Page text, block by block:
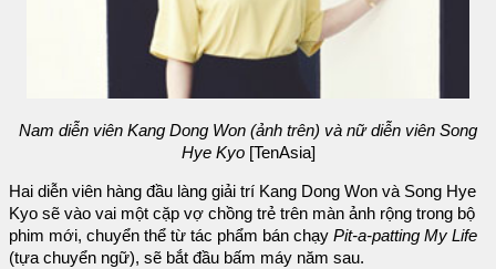
Nam diễn viên Kang Dong Won (ảnh trên) và nữ diễn viên Song
Hye Kyo[TenAsia]
Hai diễn viên hàng đầu làng giải trí Kang Dong Won và Song Hye
Kyo sẽ vào vai một cặp vợ chồng trẻ trên màn ảnh rộng trong bộ
phim mới, chuyển thể từ tác phẩm bán chạy Pit-a-patting My Life
(tựa chuyển ngữ), sẽ bắt đầu bấm máy năm sau.